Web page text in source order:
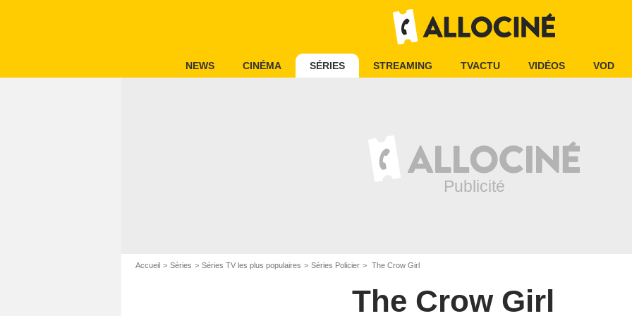
NEWS CINÉMA SÉRIES STREAMING TVACTU VIDÉOS VOD
Accueil Séries Séries TV les plus populaires Séries Policier The Crow Girl
The Crow Girl